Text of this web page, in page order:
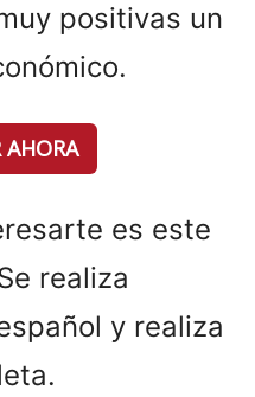
positivas un
AHORA
es este
realiza
y realiza